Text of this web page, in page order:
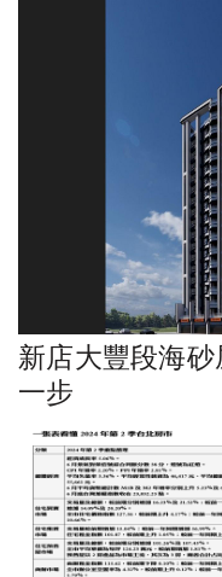
新店大豐段海
一步